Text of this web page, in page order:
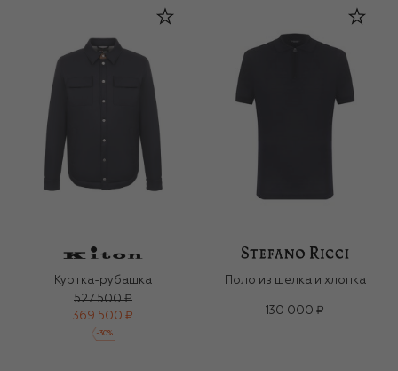
Куртка-рубашка
527 500 ₽
369 500 ₽
-30%
Поло из шелка и хлопка
130 000 ₽